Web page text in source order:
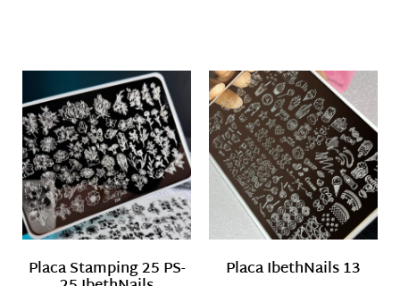
Placa Stamping 25 PS- Placa IbethNails 13